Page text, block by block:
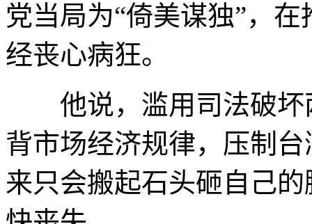
党当局为“倚美谋独”，
经丧心病狂。
他说，滥用司法破坏
背市场经济规律，压制
来只会搬起石头砸自己